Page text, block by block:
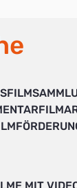
MIT